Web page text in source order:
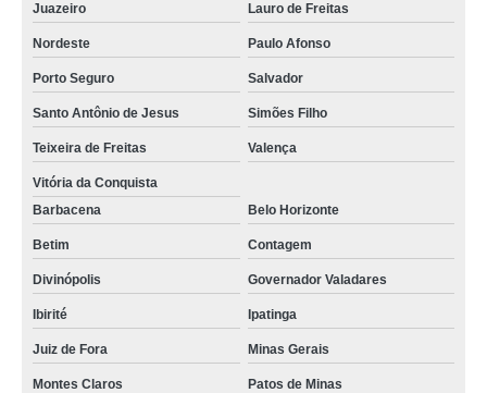
Juazeiro Lauro de Freitas
Nordeste Paulo Afonso
Porto Seguro Salvador
Santo Antônio de Jesus Simões Filho
Teixeira de Freitas Valença
Vitória da Conquista
Barbacena
Belo Horizonte
Betim Contagem
Divinópolis Governador Valadares
Ibirité Ipatinga
Juiz de Fora Minas Gerais
Montes Claros Patos de Minas